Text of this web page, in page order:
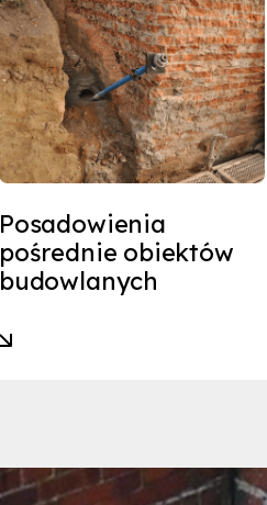
Posadowienia
pośrednie obiektów
budowlanych